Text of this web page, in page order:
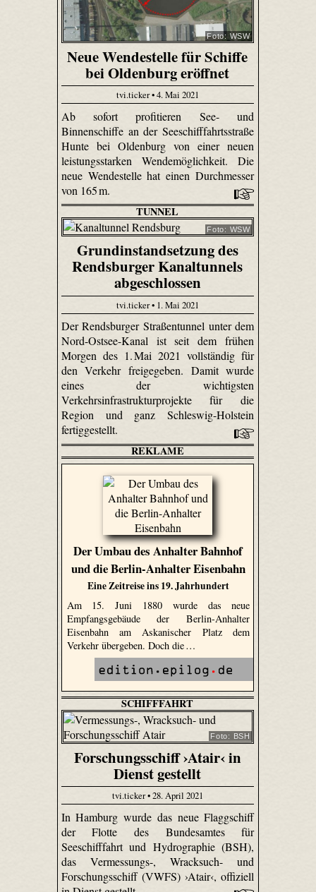
Foto: WSW
Neue Wendestelle für Schiffe
bei Oldenburg eröffnet
tvi.ticker • 4. Mai 2021
Ab sofort profitieren See- und
Binnenschiffe an der Seeschifffahrtsstraße
Hunte bei Oldenburg von einer neuen
leistungsstarken Wendemöglichkeit. Die
neue Wendestelle hat einen Durchmesser
von 165 m.
TUNNEL
Foto: WSW
Grundinstandsetzung des
Rendsburger Kanaltunnels
abgeschlossen
tvi.ticker • 1. Mai 2021
Der Rendsburger Straßentunnel unter dem
Nord-Ostsee-Kanal ist seit dem frühen
Morgen des 1. Mai 2021 vollständig für
den Verkehr freigegeben. Damit wurde
eines der wichtigsten
Verkehrsinfrastrukturprojekte für die
Region und ganz Schleswig-Holstein
fertiggestellt.
REKLAME
Der Umbau des Anhalter Bahnhof
und die Berlin-Anhalter Eisenbahn
Eine Zeitreise ins 19. Jahrhundert
Am 15. Juni 1880 wurde das neue
Empfangsgebäude der Berlin-Anhalter
Eisenbahn am Askanischer Platz dem
Verkehr übergeben. Doch die …
SCHIFFFAHRT
Foto: BSH
Forschungsschiff ›Atair‹ in
Dienst gestellt
tvi.ticker • 28. April 2021
In Hamburg wurde das neue Flaggschiff
der Flotte des Bundesamtes für
Seeschifffahrt und Hydrographie (BSH),
das Vermessungs-, Wracksuch- und
Forschungsschiff (VWFS) ›Atair‹, offiziell